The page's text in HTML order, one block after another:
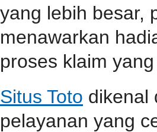
yang lebih besar,
menawarkan
proses klaim
Situs Toto dikenal
pelayanan yang